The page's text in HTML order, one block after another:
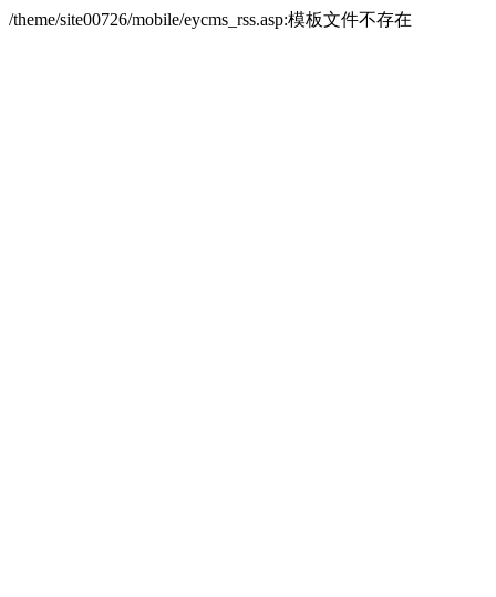
/theme/site00726/mobile/eycms_rss.asp:模板文件不存在